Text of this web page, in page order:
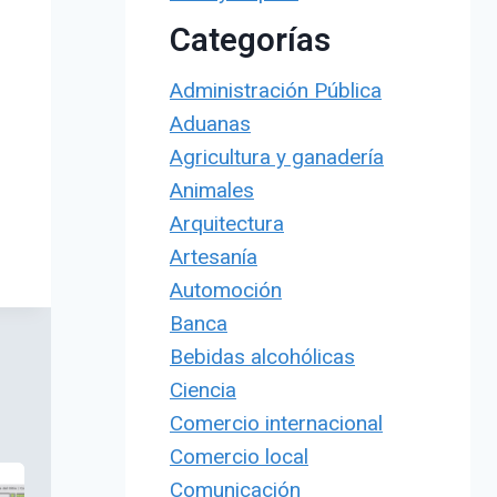
Categorías
Administración Pública
Aduanas
Agricultura y ganadería
Animales
Arquitectura
Artesanía
Automoción
Banca
Bebidas alcohólicas
Ciencia
Comercio internacional
Comercio local
Comunicación